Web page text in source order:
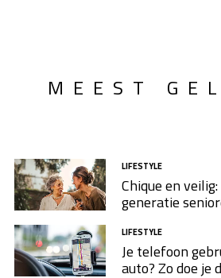
MEEST
LIFESTYLE
Chique en
generatie
LIFESTYLE
Je telefoon
auto? Zo doe je